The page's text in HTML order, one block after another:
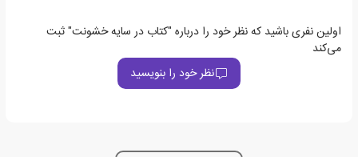
اولین نفری باشید که نظر خود را درباره "کتاب در سایه خشونت" ثبت
می‌کند
نظر خود را بنویسید